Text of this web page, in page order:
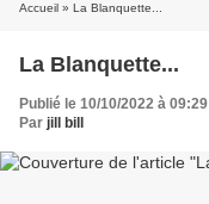
Accueil » La Blanquette...
La Blanquette...
Publié le 10/10/2022 à 09:29
Par jill bill